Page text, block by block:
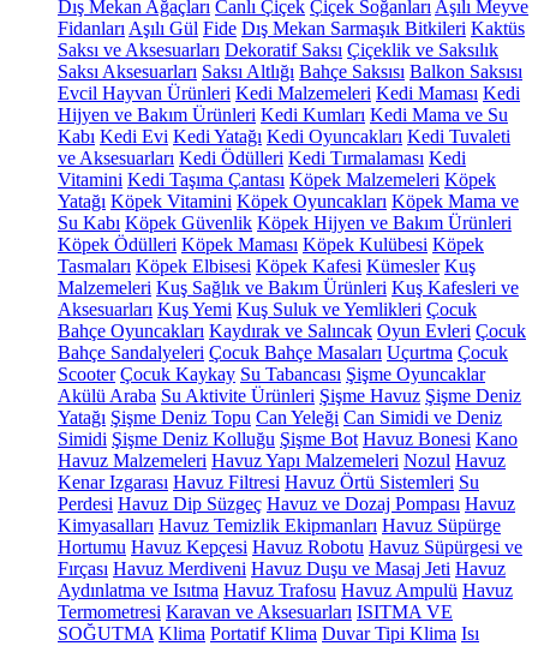
Dış Mekan Ağaçları Canlı Çiçek Çiçek Soğanları Aşılı Meyve
Fidanları Aşılı Gül Fide Dış Mekan Sarmaşık Bitkileri Kaktüs
Saksı ve Aksesuarları Dekoratif Saksı Çiçeklik ve Saksılık
Saksı Aksesuarları Saksı Altlığı Bahçe Saksısı Balkon Saksısı
Evcil Hayvan Ürünleri Kedi Malzemeleri Kedi Maması Kedi
Hijyen ve Bakım Ürünleri Kedi Kumları Kedi Mama ve Su
Kabı Kedi Evi Kedi Yatağı Kedi Oyuncakları Kedi Tuvaleti
ve Aksesuarları Kedi Ödülleri Kedi Tırmalaması Kedi
Vitamini Kedi Taşıma Çantası Köpek Malzemeleri Köpek
Yatağı Köpek Vitamini Köpek Oyuncakları Köpek Mama ve
Su Kabı Köpek Güvenlik Köpek Hijyen ve Bakım Ürünleri
Köpek Ödülleri Köpek Maması Köpek Kulübesi Köpek
Tasmaları Köpek Elbisesi Köpek Kafesi Kümesler Kuş
Malzemeleri Kuş Sağlık ve Bakım Ürünleri Kuş Kafesleri ve
Aksesuarları Kuş Yemi Kuş Suluk ve Yemlikleri Çocuk
Bahçe Oyuncakları Kaydırak ve Salıncak Oyun Evleri Çocuk
Bahçe Sandalyeleri Çocuk Bahçe Masaları Uçurtma Çocuk
Scooter Çocuk Kaykay Su Tabancası Şişme Oyuncaklar
Akülü Araba Su Aktivite Ürünleri Şişme Havuz Şişme Deniz
Yatağı Şişme Deniz Topu Can Yeleği Can Simidi ve Deniz
Simidi Şişme Deniz Kolluğu Şişme Bot Havuz Bonesi Kano
Havuz Malzemeleri Havuz Yapı Malzemeleri Nozul Havuz
Kenar Izgarası Havuz Filtresi Havuz Örtü Sistemleri Su
Perdesi Havuz Dip Süzgeç Havuz ve Dozaj Pompası Havuz
Kimyasalları Havuz Temizlik Ekipmanları Havuz Süpürge
Hortumu Havuz Kepçesi Havuz Robotu Havuz Süpürgesi ve
Fırçası Havuz Merdiveni Havuz Duşu ve Masaj Jeti Havuz
Aydınlatma ve Isıtma Havuz Trafosu Havuz Ampulü Havuz
Termometresi Karavan ve Aksesuarları ISITMA VE
SOĞUTMA Klima Portatif Klima Duvar Tipi Klima Isı